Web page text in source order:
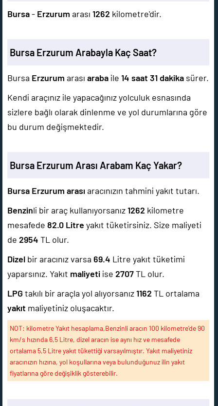
Bursa- Erzurum arası 1262 kilometre'dir.
Bursa Erzurum Arabayla Kaç Saat?
Bursa Erzurum arası araba ile 14 saat 31 dakika sürer.
Kendi araçınız ile yapacağınız yolculuk esnasında
sizlere bağlı olarak dinlenme ve yol durumlarına göre
bu durum değişmektedir.
Bursa Erzurum Arası Arabam Kaç Yakar?
Bursa Erzurum arasıaracınızın tahmini yakıt tutarı.
Benzinli bir araç kullanıyorsanız1262 kilometre
mesafede 82.0 Litre yakıt tüketirsiniz. Size maliyeti
de 2954 TL olur.
Dizel bir aracınız varsa 69.4 Litre yakıt tüketimi
yaparsınız. Yakıt maliyeti ise 2707TL olur.
LPG takılı bir araçla yol alıyorsanız1162 TL ortalama
yakıt maliyetiniz oluşacaktır.
NOT: kilometre Yakıt hesaplama,Benzinli aracın 100 kilometre'de 90
km/s hızında 6,5 Litre, dizel aracın ise aynı hız ve mesafede
ortalama 5,5 Litre yakıt tükettiği varsayılmıştır. Yakıt maliyetiniz
aracınızın hızına, yol koşullarına veya bulunduğunuz ilin yakıt
fiyatlarına göre değişiklik gösterebilir.